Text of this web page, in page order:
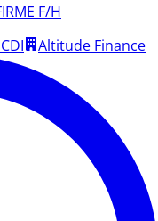
F/H
CDI Altitude Finance